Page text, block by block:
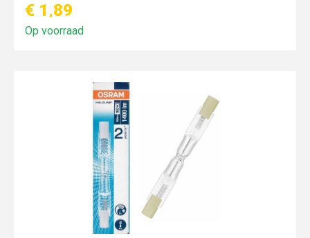
€ 1,89
Op voorraad